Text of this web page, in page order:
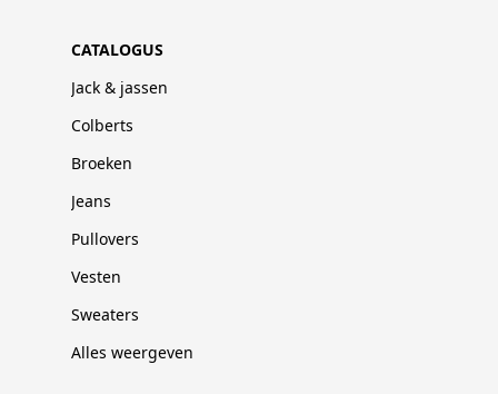
CATALOGUS
Jack & jassen
Colberts
Broeken
Jeans
Pullovers
Vesten
Sweaters
Alles weergeven